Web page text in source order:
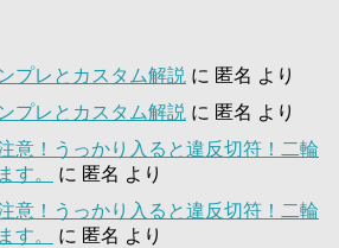
プレとカスタム解説 に 匿名 より
プレとカスタム解説 に 匿名 より
意！うっかり入ると違反切符！二輪
す。
に 匿名 より
意！うっかり入ると違反切符！二輪
す。
に 匿名 より